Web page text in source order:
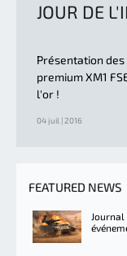
JOUR DE
Présentation des
premium XM1
l'or !
04 juil | 2016
FEATURED NEWS
Journal